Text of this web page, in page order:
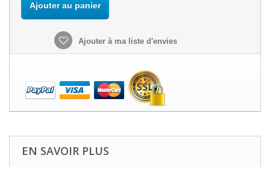
Ajouter au panier
Ajouter à ma liste d'envies
EN SAVOIR PLUS